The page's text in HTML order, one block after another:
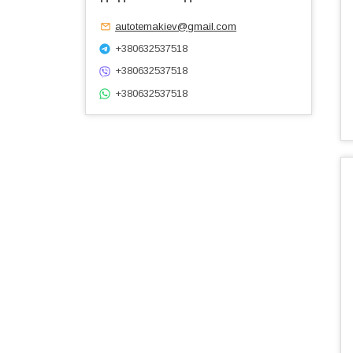
autotemakiev@gmail.com
+380632537518
+380632537518
+380632537518